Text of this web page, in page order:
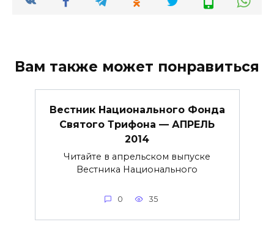
Вам также может понравиться
Вестник Национального Фонда
Святого Трифона — АПРЕЛЬ
2014
Читайте в апрельском выпуске
Вестника Национального
0 35